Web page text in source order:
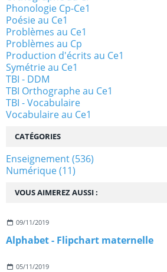
VOUS AIMEREZ AUSSI :
09/11/2019
Alphabet - Flipchart maternelle
05/11/2019
Phonologie Cp-Ce1
Poésie au Ce1
Problèmes au Ce1
Problèmes au Cp
Production d'écrits au Ce1
Symétrie au Ce1
TBI - DDM
TBI Orthographe au Ce1
TBI - Vocabulaire
Vocabulaire au Ce1
CATÉGORIES
Enseignement(536)
Numérique(11)